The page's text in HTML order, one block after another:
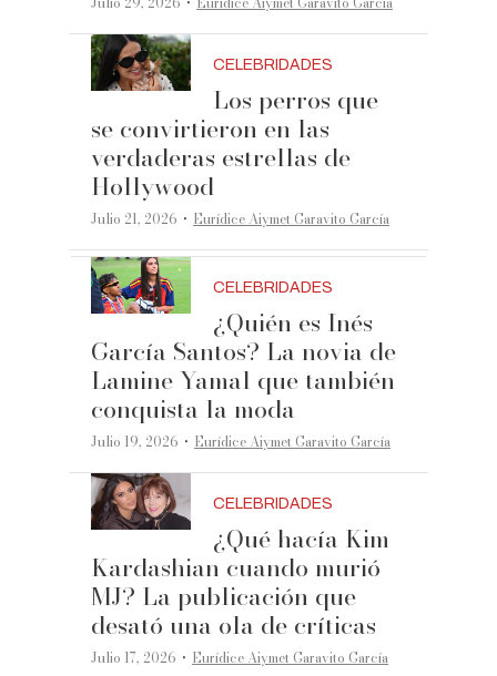
CELEBRIDADES
Los perros que
se convirtieron en las
verdaderas estrellas de
Hollywood
Julio 21, 2026 ·Eurídice Aiymet Garavito García
CELEBRIDADES
¿Quién es Inés
García Santos? La novia de
Lamine Yamal que también
conquista la moda
Julio 19, 2026 ·Eurídice Aiymet Garavito García
CELEBRIDADES
¿Qué hacía Kim
Kardashian cuando murió
MJ? La publicación que
desató una ola de críticas
Julio 17, 2026 ·Eurídice Aiymet Garavito García